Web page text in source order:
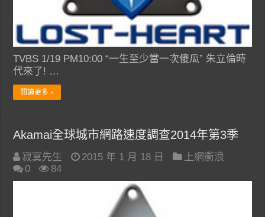
TVBS 1/19 PM10:00 “一生至少當一次傻瓜” 朱立倫時
代來了! …
閱讀更多 »
Akamai全球城市網路速度調查2014年第3季
寂寞先生 2015 年 1 月 18 日
上網衝浪
0
84